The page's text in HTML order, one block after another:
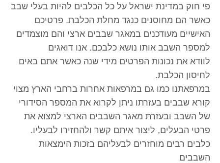
פי חוק במדינת ישראל על כל הכלבים להיות בעלי שבב
כאשר הם מחוסנים כנגד מחלת הכלבת. פרטיכם
האישיים מעודכנים במאגר שבבים ארצי והם מוצמדים
למספר השבב אותו נושא כלבכם. אנו דואגים
לוודא את נכונות הפרטים מידי שנה כאשר אתם באים
לחיסון הכלבת.
במרפאתנו כמו גם במרפאות אחרות ברחבי הארץ מצוי
קורא שבבים בעזרתו ניתן לקרוא את המספר הסידורי
של השבב ובעזרת מאגר השבבים הארצי למצוא את
פרטי הבעלים, ליצור איתם קשר ולהחזירו לבעליו.
כלבים רבים מוחזרים לבעליהם בזכות הימצאות
השבבים